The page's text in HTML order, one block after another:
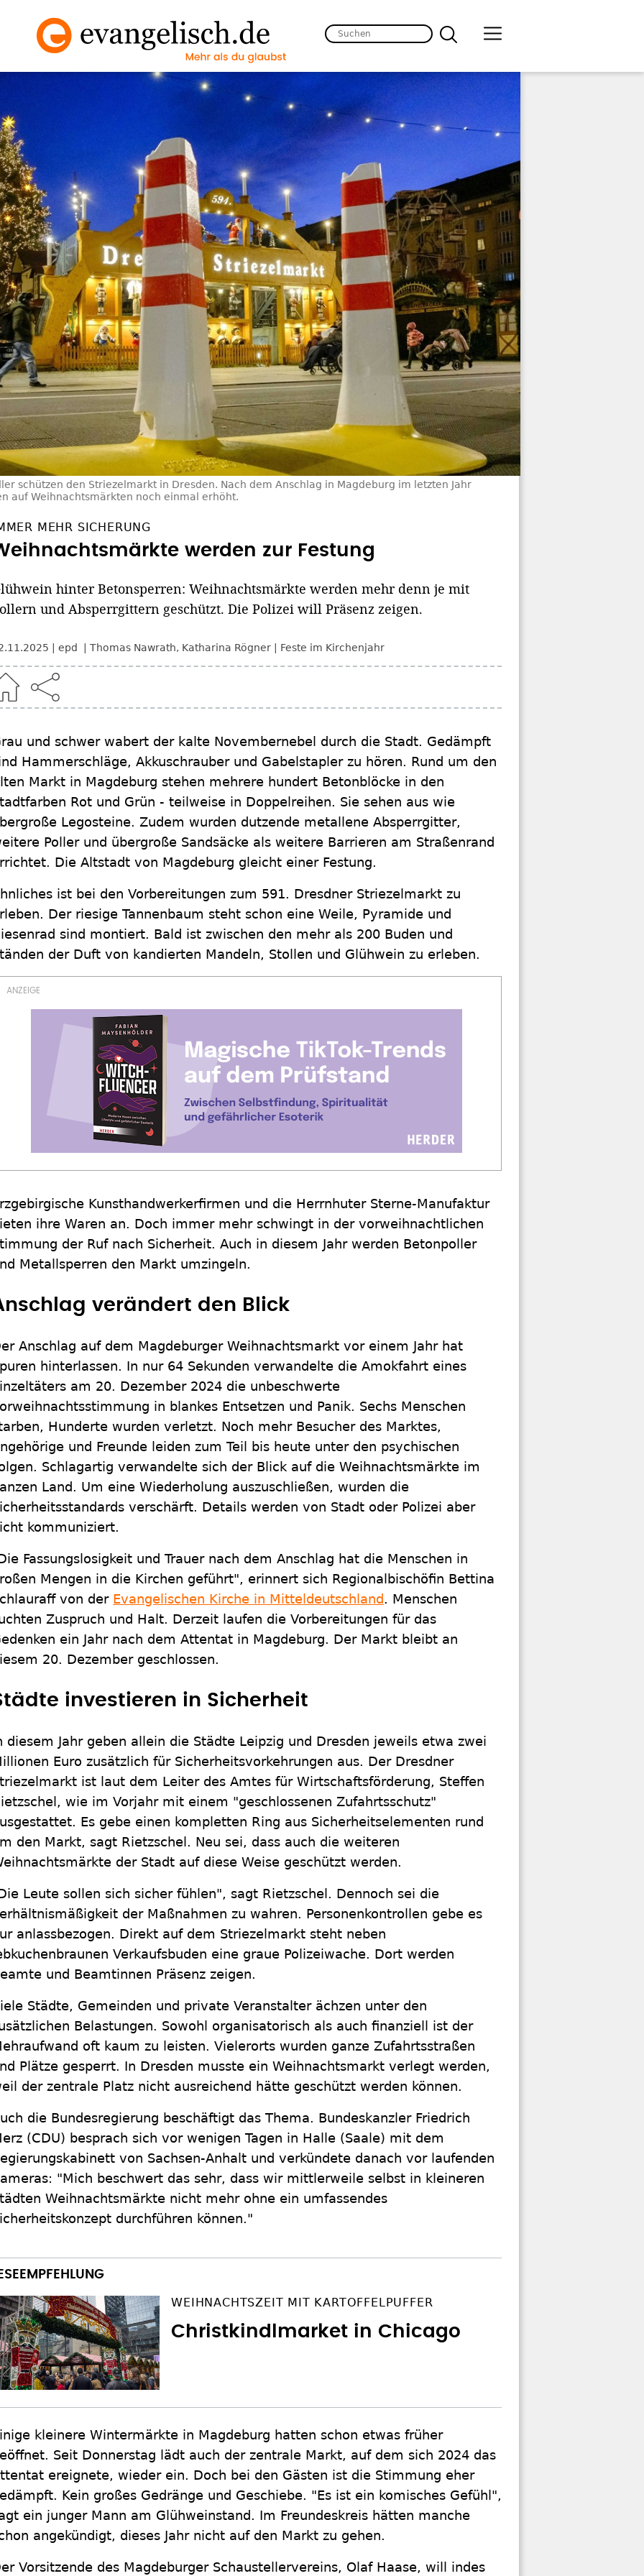
schützen den Striezelmarkt in Dresden. Nach dem Anschlag in Magdeburg im letzten Jahr
auf Weihnachtsmärkten noch einmal erhöht.
MEHR SICHERUNG
werden zur Festung
hinter Betonsperren: Weihnachtsmärkte werden mehr denn je mit
und Absperrgittern geschützt. Die Polizei will Präsenz zeigen.
epd Thomas Nawrath, Katharina Rögner Feste im Kirchenjahr
und schwer wabert der kalte Novembernebel durch die Stadt. Gedämpft
Hammerschläge, Akkuschrauber und Gabelstapler zu hören. Rund um den
Markt in Magdeburg stehen mehrere hundert Betonblöcke in den
Rot und Grün - teilweise in Doppelreihen. Sie sehen aus wie
Legosteine. Zudem wurden dutzende metallene Absperrgitter,
Poller und übergroße Sandsäcke als weitere Barrieren am Straßenrand
Die Altstadt von Magdeburg gleicht einer Festung.
ist bei den Vorbereitungen zum 591. Dresdner Striezelmarkt zu
Der riesige Tannenbaum steht schon eine Weile, Pyramide und
sind montiert. Bald ist zwischen den mehr als 200 Buden und
der Duft von kandierten Mandeln, Stollen und Glühwein zu erleben.
Kunsthandwerkerfirmen und die Herrnhuter Sterne-Manufaktur
ihre Waren an. Doch immer mehr schwingt in der vorweihnachtlichen
der Ruf nach Sicherheit. Auch in diesem Jahr werden Betonpoller
Metallsperren den Markt umzingeln.
verändert den Blick
Anschlag auf dem Magdeburger Weihnachtsmarkt vor einem Jahr hat
hinterlassen. In nur 64 Sekunden verwandelte die Amokfahrt eines
am 20. Dezember 2024 die unbeschwerte
in blankes Entsetzen und Panik. Sechs Menschen
Hunderte wurden verletzt. Noch mehr Besucher des Marktes,
und Freunde leiden zum Teil bis heute unter den psychischen
Schlagartig verwandelte sich der Blick auf die Weihnachtsmärkte im
Land. Um eine Wiederholung auszuschließen, wurden die
verschärft. Details werden von Stadt oder Polizei aber
kommuniziert.
Fassungslosigkeit und Trauer nach dem Anschlag hat die Menschen in
Mengen in die Kirchen geführt", erinnert sich Regionalbischöfin Bettina
von der Evangelischen Kirche in Mitteldeutschland. Menschen
Zuspruch und Halt. Derzeit laufen die Vorbereitungen für das
ein Jahr nach dem Attentat in Magdeburg. Der Markt bleibt an
20. Dezember geschlossen.
investieren in Sicherheit
diesem Jahr geben allein die Städte Leipzig und Dresden jeweils etwa zwei
Euro zusätzlich für Sicherheitsvorkehrungen aus. Der Dresdner
ist laut dem Leiter des Amtes für Wirtschaftsförderung, Steffen
wie im Vorjahr mit einem "geschlossenen Zufahrtsschutz"
Es gebe einen kompletten Ring aus Sicherheitselementen rund
den Markt, sagt Rietzschel. Neu sei, dass auch die weiteren
der Stadt auf diese Weise geschützt werden.
Leute sollen sich sicher fühlen", sagt Rietzschel. Dennoch sei die
der Maßnahmen zu wahren. Personenkontrollen gebe es
anlassbezogen. Direkt auf dem Striezelmarkt steht neben
Verkaufsbuden eine graue Polizeiwache. Dort werden
und Beamtinnen Präsenz zeigen.
Städte, Gemeinden und private Veranstalter ächzen unter den
Belastungen. Sowohl organisatorisch als auch finanziell ist der
oft kaum zu leisten. Vielerorts wurden ganze Zufahrtsstraßen
Plätze gesperrt. In Dresden musste ein Weihnachtsmarkt verlegt werden,
der zentrale Platz nicht ausreichend hätte geschützt werden können.
die Bundesregierung beschäftigt das Thema. Bundeskanzler Friedrich
(CDU) besprach sich vor wenigen Tagen in Halle (Saale) mit dem
von Sachsen-Anhalt und verkündete danach vor laufenden
"Mich beschwert das sehr, dass wir mittlerweile selbst in kleineren
Weihnachtsmärkte nicht mehr ohne ein umfassendes
durchführen können."
WEIHNACHTSZEIT MIT KARTOFFELPUFFER
Christkindlmarket in Chicago
kleinere Wintermärkte in Magdeburg hatten schon etwas früher
Seit Donnerstag lädt auch der zentrale Markt, auf dem sich 2024 das
ereignete, wieder ein. Doch bei den Gästen ist die Stimmung eher
Kein großes Gedränge und Geschiebe. "Es ist ein komisches Gefühl",
ein junger Mann am Glühweinstand. Im Freundeskreis hätten manche
angekündigt, dieses Jahr nicht auf den Markt zu gehen.
Vorsitzende des Magdeburger Schaustellervereins, Olaf Haase, will indes